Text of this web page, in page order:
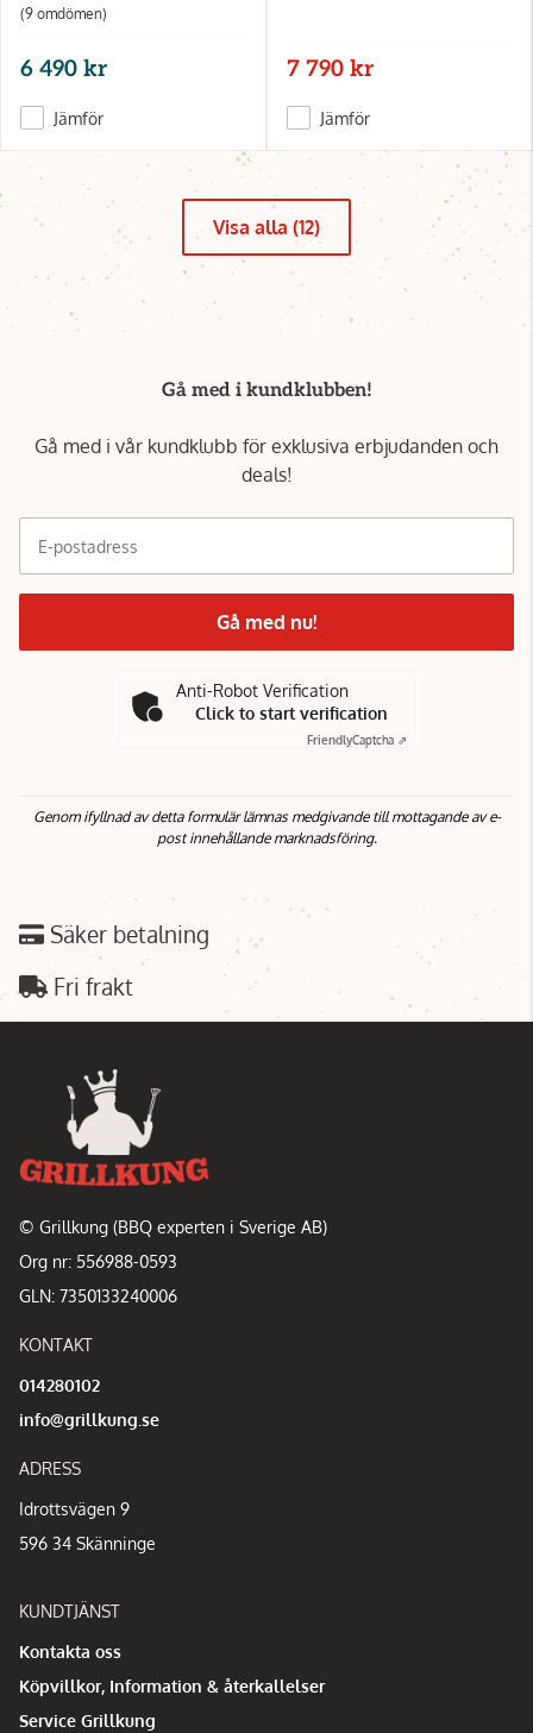
(9 omdömen)
6 490 kr
Jämför
7 790 kr
Jämför
Visa alla (12)
Gå med i kundklubben!
Gå med i vår kundklubb för exklusiva erbjudanden och
deals!
E-postadress
Gå med nu!
Anti-Robot Verification
Click to start verification
FriendlyCaptcha ⇗
Genom ifyllnad av detta formulär lämnas medgivande till mottagande av e-
post innehållande marknadsföring.
Säker betalning
Fri frakt
© Grillkung (BBQ experten i Sverige AB)
Org nr: 556988-0593
GLN: 7350133240006
KONTAKT
014280102
info@grillkung.se
ADRESS
Idrottsvägen 9
596 34 Skänninge
KUNDTJÄNST
Kontakta oss
Köpvillkor, Information & återkallelser
Service Grillkung